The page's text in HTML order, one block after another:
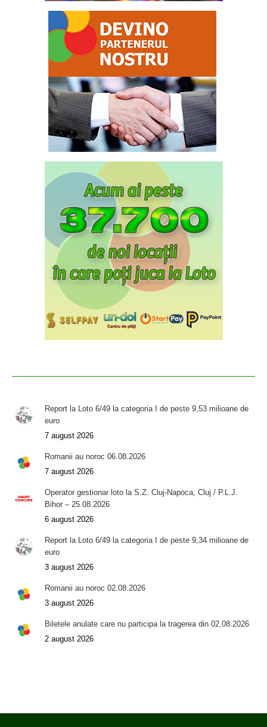
Report la Loto 6/49 la categoria I de peste 9,53 milioane de
euro
7 august 2026
Romanii au noroc 06.08.2026
7 august 2026
Operator gestionar loto la S.Z. Cluj-Napoca, Cluj / P.L.J.
Bihor – 25.08.2026
6 august 2026
Report la Loto 6/49 la categoria I de peste 9,34 milioane de
euro
3 august 2026
Romanii au noroc 02.08.2026
3 august 2026
Biletele anulate care nu participa la tragerea din 02.08.2026
2 august 2026